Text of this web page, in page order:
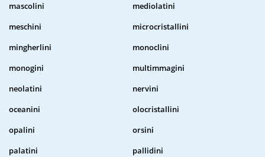
mascolini
mediolatini
meschini
microcristallini
mingherlini
monoclini
monogini
multimmagini
neolatini
nervini
oceanini
olocristallini
opalini
orsini
palatini
pallidini